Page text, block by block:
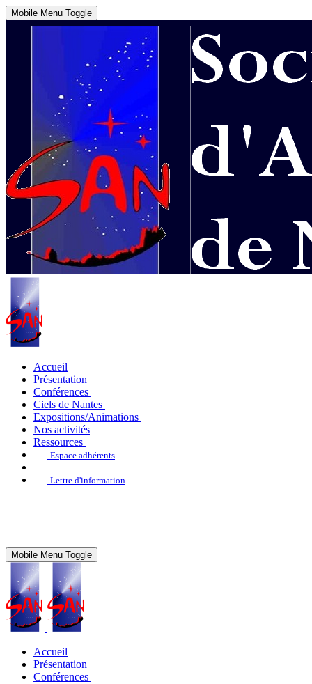
Mobile Menu Toggle
Accueil
Présentation
Conférences
Ciels de Nantes
Expositions/Animations
Nos activités
Ressources
Espace adhérents
Lettre d'information
Mobile Menu Toggle
Accueil
Présentation
Conférences